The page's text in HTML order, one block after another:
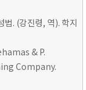
. (강진령, 역). 학지
& P.
Company.